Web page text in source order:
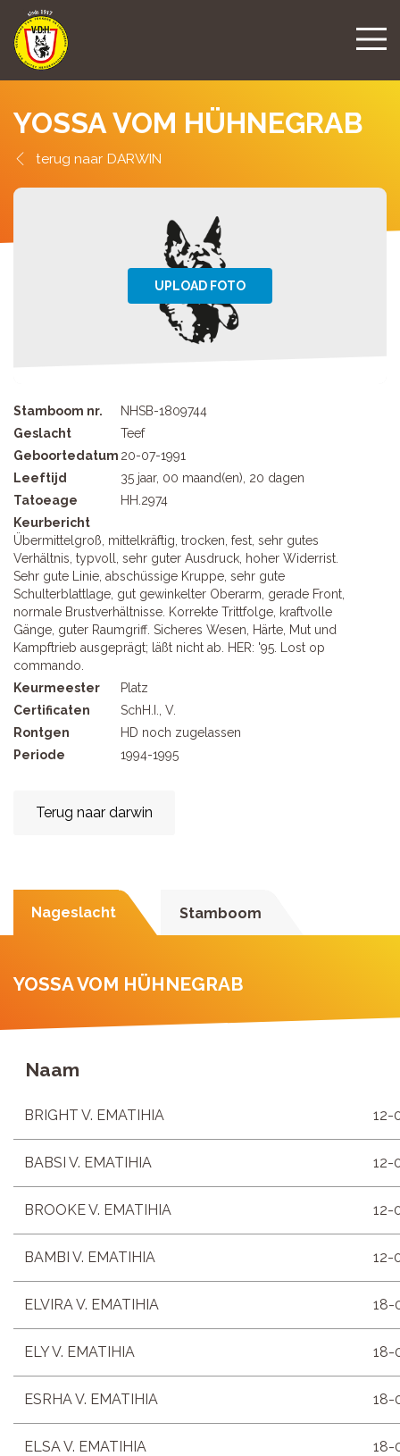
YOSSA VOM HÜHNEGRAB
DARWIN
Stamboom nr.
NHSB-1809744
Geslacht
Teef
Geboortedatum 20-07-1991
Leeftijd
35 jaar, 00 maand(en), 20 dagen
Tatoeage
HH.2974
Keurbericht
Übermittelgroß, mittelkräftig, trocken, fest, sehr gutes
Verhältnis, typvoll, sehr guter Ausdruck, hoher Widerrist.
Sehr gute Linie, abschüssige Kruppe, sehr gute
Schulterblattlage, gut gewinkelter Oberarm, gerade Front,
normale Brustverhältnisse. Korrekte Trittfolge, kraftvolle
Gänge, guter Raumgriff. Sicheres Wesen, Härte, Mut und
Kampftrieb ausgeprägt; läßt nicht ab. HER: '95. Lost op
commando.
Keurmeester
Platz
Certificaten
SchH.I., V.
Rontgen
HD noch zugelassen
Periode
1994-1995
Terug naar darwin
Nageslacht Stamboom
YOSSA VOM HÜHNEGRAB
Naam
BRIGHT V. EMATIHIA 12-
BABSI V. EMATIHIA 12-
BROOKE V. EMATIHIA 12-
BAMBI V. EMATIHIA 12-
ELVIRA V. EMATIHIA 18-
ELY V. EMATIHIA 18-
ESRHA V. EMATIHIA 18-
ELSA V. EMATIHIA 18-